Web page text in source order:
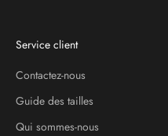
Service client
Contactez-nous
Guide des tailles
Qui sommes-nous